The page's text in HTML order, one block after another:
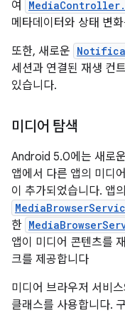
여
메타데이터와 상태 변
또한, 새로운
세션과 연결된 재생 컨
있습니다.
미디어 탐색
Android 5.0에는 새로운
앱에서 다른 앱의 미디
이 추가되었습니다. 앱
한
앱이 미디어 콘텐츠를
크를 제공합니다
미디어 브라우저 서비
클래스를 사용합니다.